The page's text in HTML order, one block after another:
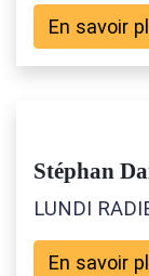
En savoir
Stéphan
LUNDI
En savoir